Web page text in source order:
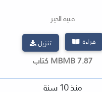
فتية الخير
قراءة تنزيل
7.87 MBMB كتاب
منذ 10 سنة